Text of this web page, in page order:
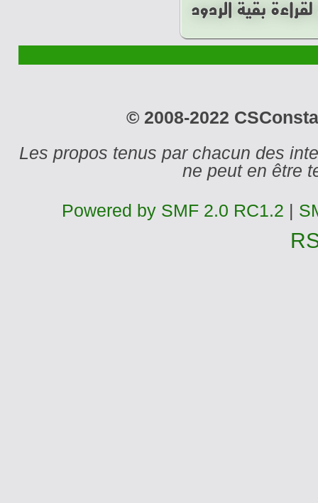
© 2008-2022
Les propos tenus par chacun des
ne peut en être
Powered by SMF 2.0 RC1.2 |